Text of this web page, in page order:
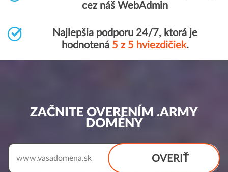
cez náš WebAdmin
Najlepšia podporu 24/7, ktorá je
hodnotená 5 z 5 hviezdičiek.
ZAČNITE OVERENÍM .ARMY
DOMÉNY
OVERIŤ
www.